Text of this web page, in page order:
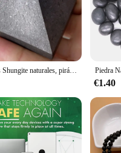
Cristales Shungite naturales, pirámide, Torre curativa, Reiki, protección, Equilibrio Energético, raíz de meditación, piedra de purificación de chakras, 1 unidad
€1.40